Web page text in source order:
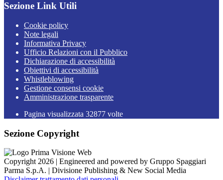
Sezione Link Utili
Cookie policy
Note legali
Informativa Privacy
Ufficio Relazioni con il Pubblico
Dichiarazione di accessibilità
Obiettivi di accessibilità
Whistleblowing
Gestione consensi cookie
Amministrazione trasparente
Pagina visualizzata 32877 volte
Sezione Copyright
Copyright 2026 | Engineered and powered by Gruppo Spaggiari
Parma S.p.A. | Divisione Publishing & New Social Media